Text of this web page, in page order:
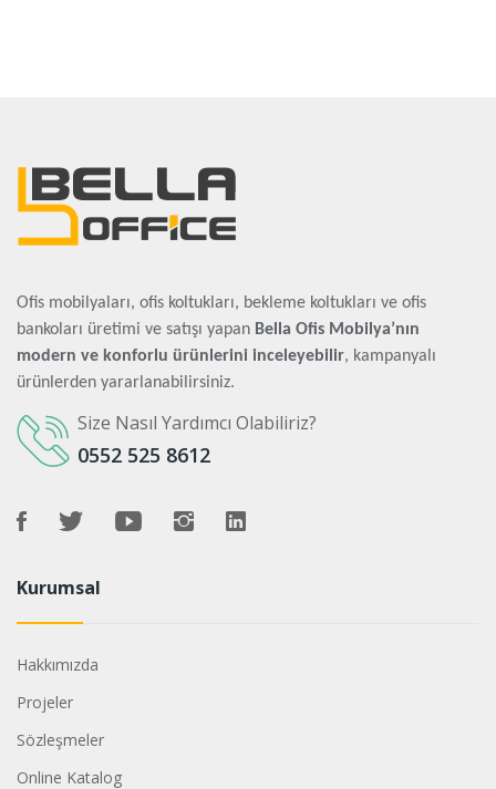
Ofis mobilyaları, ofis koltukları, bekleme koltukları ve ofis
bankoları üretimi ve satışı yapan Bella Ofis Mobilya’nın
modern ve konforlu ürünlerini inceleyebilir, kampanyalı
ürünlerden yararlanabilirsiniz.
Size Nasıl Yardımcı Olabiliriz?
0552 525 8612
Kurumsal
Hakkımızda
Projeler
Sözleşmeler
Online Katalog